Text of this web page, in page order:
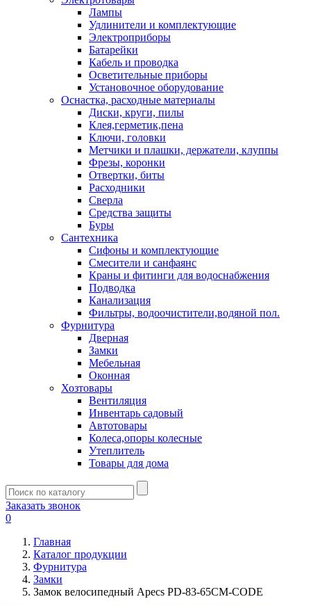
Лампы
Удлинители и комплектующие
Электроприборы
Батарейки
Кабель и проводка
Осветительные приборы
Установочное оборудование
Оснастка, расходные материалы
Диски, круги, пилы
Клея,герметик,пена
Ключи, головки
Метчики и плашки, держатели, клуппы
Фрезы, коронки
Отвертки, биты
Расходники
Сверла
Средства защиты
Буры
Сантехника
Сифоны и комплектующие
Смесители и санфаянс
Краны и фитинги для водоснабжения
Подводка
Канализация
Фильтры, водоочистители,водяной пол.
Фурнитура
Дверная
Замки
Мебельная
Оконная
Хозтовары
Вентиляция
Инвентарь садовый
Автотовары
Колеса,опоры колесные
Утеплитель
Товары для дома
Заказать звонок
0
Главная
Каталог продукции
Фурнитура
Замки
Замок велосипедный Apecs PD-83-65CM-CODE